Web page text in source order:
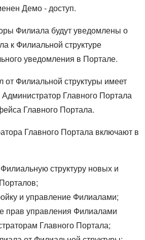
Демо - доступ.
Филиала будут уведомлены о
к Филиальной структуре
уведомления в Портале.
от Филиальной структуры имеет
Администратор Главного Портала
Главного Портала.
Главного Портала включают в
структуру новых и
и управление Филиалами;
прав управления Филиалами
Главного Портала;